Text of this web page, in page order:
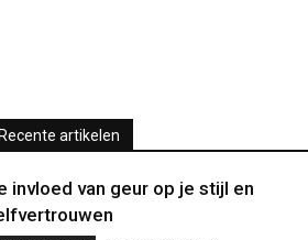
Recente artikelen
invloed van geur op je stijl en